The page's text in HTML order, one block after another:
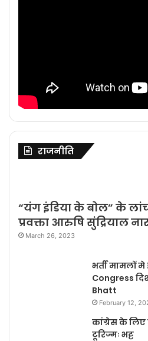
राजनीति
“यंग इंडिया के बोल” के लांच
प्रवक्ता आरुषि सुंद्रियाल
March 26, 2023
भर्ती मामलों
Congress
Bhatt
February 12,
कांग्रेस के लिए
टूरिज्मः भट्ट